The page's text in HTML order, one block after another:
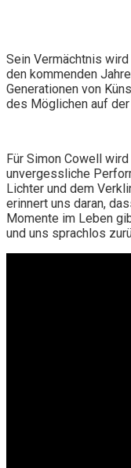
Sein Vermächtnis
den kommenden
Generationen von
des Möglichen auf
Für Simon Cowell
unvergessliche
Lichter und dem
erinnert uns daran,
Momente im Leben
und uns sprachlos